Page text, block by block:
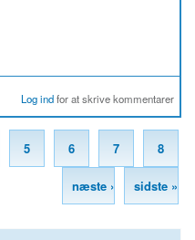
Log indfor at skrive kommentarer
5 6 7 8
næste › sidste »